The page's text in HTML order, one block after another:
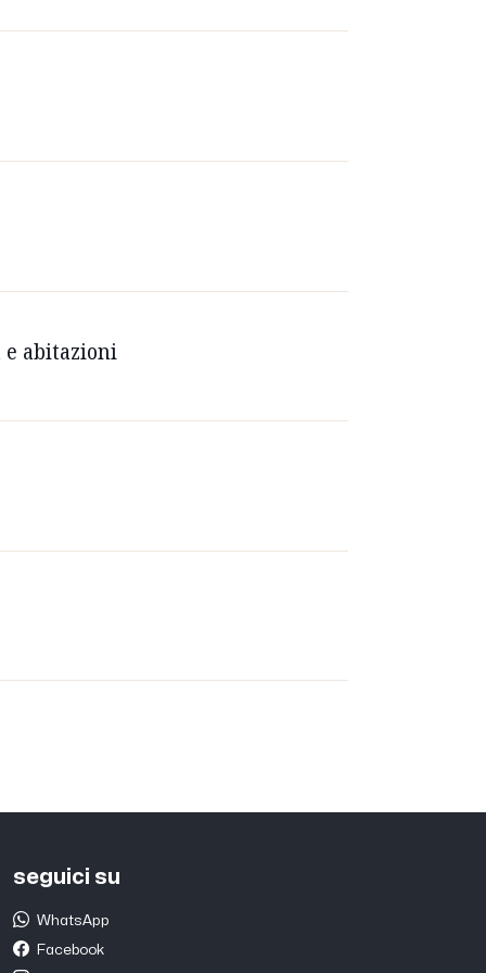
abitazioni
seguici su
WhatsApp
Facebook